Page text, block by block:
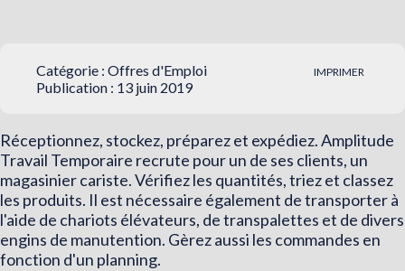
IMPRIMER
Catégorie : Offres d'Emploi
Publication : 13 juin 2019
Réceptionnez, stockez, préparez et expédiez. Amplitude
Travail Temporaire recrute pour un de ses clients, un
magasinier cariste. Vérifiez les quantités, triez et classez
les produits. Il est nécessaire également de transporter à
l'aide de chariots élévateurs, de transpalettes et de divers
engins de manutention. Gèrez aussi les commandes en
fonction d'un planning.